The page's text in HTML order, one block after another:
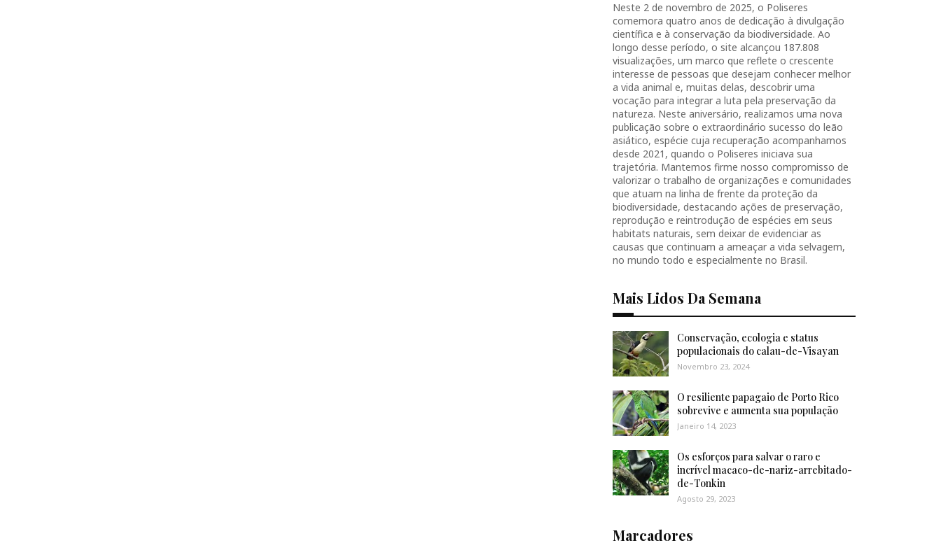
Neste 2 de novembro de 2025, o Poliseres
comemora quatro anos de dedicação à divulgação
científica e à conservação da biodiversidade. Ao
longo desse período, o site alcançou 187.808
visualizações, um marco que reflete o crescente
interesse de pessoas que desejam conhecer melhor
a vida animal e, muitas delas, descobrir uma
vocação para integrar a luta pela preservação da
natureza. Neste aniversário, realizamos uma nova
publicação sobre o extraordinário sucesso do leão
asiático, espécie cuja recuperação acompanhamos
desde 2021, quando o Poliseres iniciava sua
trajetória. Mantemos firme nosso compromisso de
valorizar o trabalho de organizações e comunidades
que atuam na linha de frente da proteção da
biodiversidade, destacando ações de preservação,
reprodução e reintrodução de espécies em seus
habitats naturais, sem deixar de evidenciar as
causas que continuam a ameaçar a vida selvagem,
no mundo todo e especialmente no Brasil.
Mais Lidos Da Semana
Conservação, ecologia e status
populacionais do calau-de-Visayan
Novembro 23, 2024
O resiliente papagaio de Porto Rico
sobrevive e aumenta sua população
Janeiro 14, 2023
Os esforços para salvar o raro e
incrível macaco-de-nariz-arrebitado-
de-Tonkin
Agosto 29, 2023
Marcadores